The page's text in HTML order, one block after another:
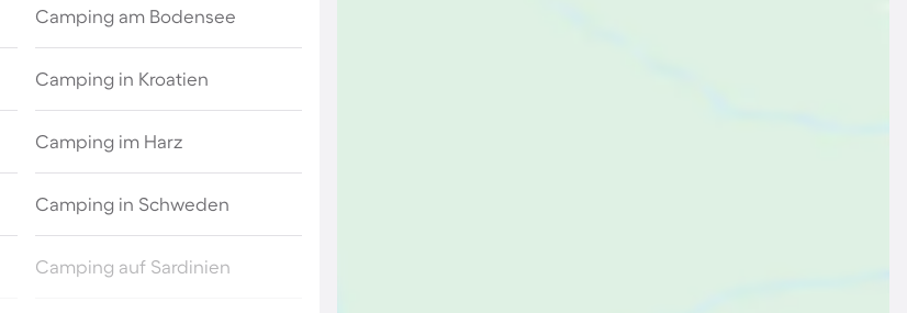
Camping am Bodensee
Camping in Kroatien
Camping im Harz
Camping in Schweden
Camping auf Sardinien